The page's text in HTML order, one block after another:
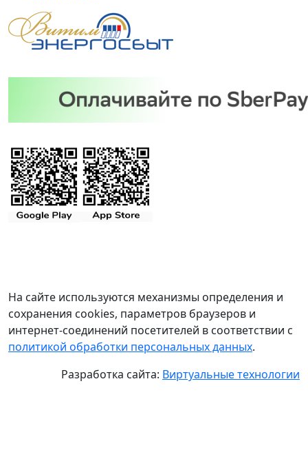
На сайте используются механизмы определения и
сохранения cookies, параметров браузеров и
интернет-соединений посетителей в соответствии с
политикой обработки персональных данных.
Разработка сайта: Виртуальные технологии